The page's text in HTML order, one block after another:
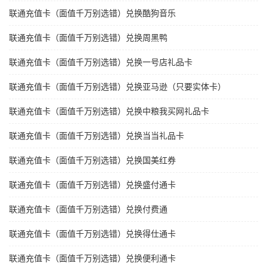
联通充值卡（面值千万别选错）兑换酷狗音乐
联通充值卡（面值千万别选错）兑换周黑鸭
联通充值卡（面值千万别选错）兑换一号店礼品卡
联通充值卡（面值千万别选错）兑换亚马逊（只要实体卡）
联通充值卡（面值千万别选错）兑换中粮我买网礼品卡
联通充值卡（面值千万别选错）兑换当当礼品卡
联通充值卡（面值千万别选错）兑换国美红券
联通充值卡（面值千万别选错）兑换盛付通卡
联通充值卡（面值千万别选错）兑换付费通
联通充值卡（面值千万别选错）兑换得仕通卡
联通充值卡（面值千万别选错）兑换便利通卡